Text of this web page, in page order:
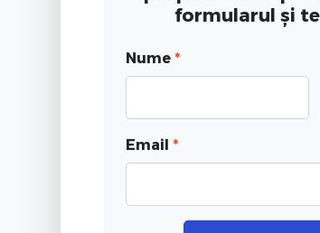
formularul și
Nume *
Email *